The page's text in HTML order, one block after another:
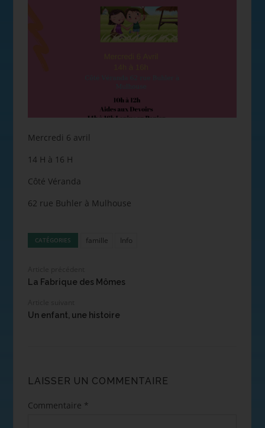
Mercredi 6 avril
14 H à 16 H
Côté Véranda
62 rue Buhler à Mulhouse
CATÉGORIES famille Info
La Fabrique des Mômes
Un enfant, une histoire
LAISSER UN COMMENTAIRE
Commentaire *